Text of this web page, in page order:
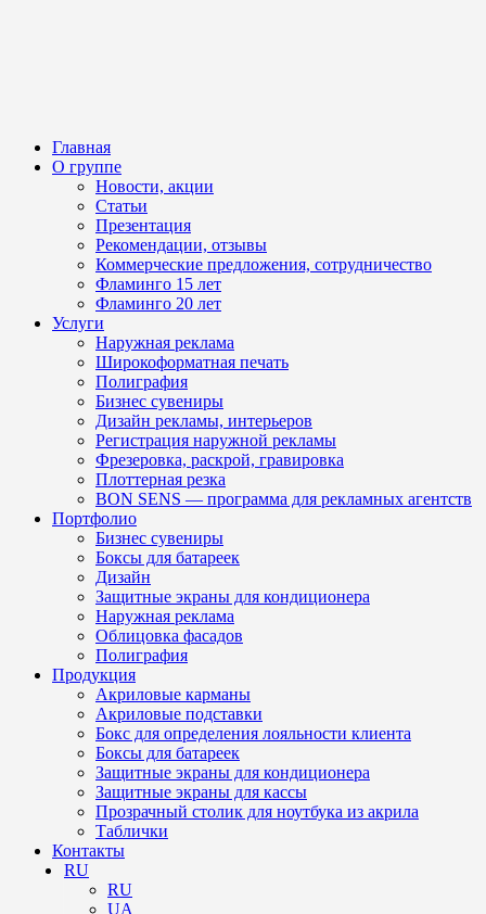
Главная
О группе
Новости, акции
Статьи
Презентация
Рекомендации, отзывы
Коммерческие предложения, сотрудничество
Фламинго 15 лет
Фламинго 20 лет
Услуги
Наружная реклама
Широкоформатная печать
Полиграфия
Бизнес сувениры
Дизайн рекламы, интерьеров
Регистрация наружной рекламы
Фрезеровка, раскрой, гравировка
Плоттерная резка
BON SENS — программа для рекламных агентств
Портфолио
Бизнес сувениры
Боксы для батареек
Дизайн
Защитные экраны для кондиционера
Наружная реклама
Облицовка фасадов
Полиграфия
Продукция
Акриловые карманы
Акриловые подставки
Бокс для определения лояльности клиента
Боксы для батареек
Защитные экраны для кондиционера
Защитные экраны для кассы
Прозрачный столик для ноутбука из акрила
Таблички
Контакты
RU
RU
UA